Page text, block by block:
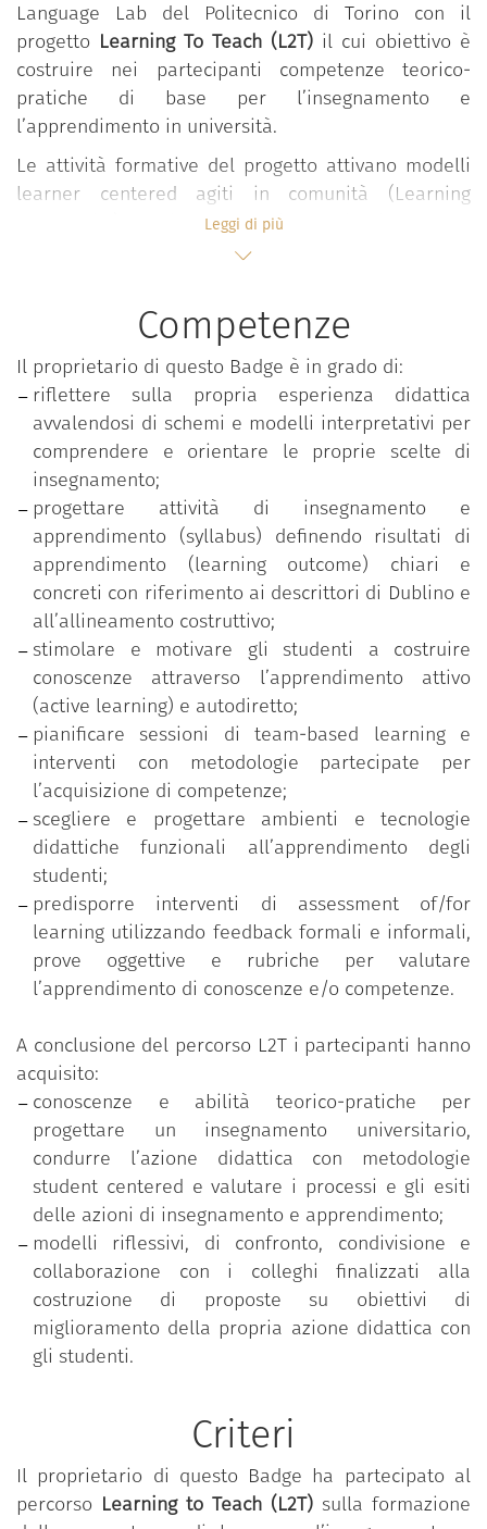
Language Lab del Politecnico di Torino con il
progetto Learning To Teach (L2T) il cui obiettivo è
costruire nei partecipanti competenze teorico-
pratiche di base per l’insegnamento e
l’apprendimento in università.
Le attività formative del progetto attivano modelli
learner centered agiti in comunità (Learning
Community) all’interno dei quali, in forma
interdisciplinare e partecipativa, si sviluppano
valori, approcci, esperienze e pratiche didattiche
valorizzando l’apporto attivo degli studenti.
Il percorso si snoda in ambienti flipped e si sviluppa
in forma modulare attraverso seminari, lezioni e
workshop condotti in co-teaching da docenti
esperti.
Le tematiche affrontate riguardano:
Progettazione della didattica;
Costruzione di un syllabus student centered;
Metodologie e approcci di active learning;
Team based learning;
Micro-teaching e feedback tra pari;
Tecnologie e ambienti per la didattica;
Valutazione didattica;
Assessment of/for learning;
Prove oggettive e rubriche di valutazione.
Leggi di più
Competenze
Il proprietario di questo Badge è in grado di:
riflettere sulla propria esperienza didattica
avvalendosi di schemi e modelli interpretativi per
comprendere e orientare le proprie scelte di
insegnamento;
progettare attività di insegnamento e
apprendimento (syllabus) definendo risultati di
apprendimento (learning outcome) chiari e
concreti con riferimento ai descrittori di Dublino e
all’allineamento costruttivo;
stimolare e motivare gli studenti a costruire
conoscenze attraverso l’apprendimento attivo
(active learning) e autodiretto;
pianificare sessioni di team-based learning e
interventi con metodologie partecipate per
l’acquisizione di competenze;
scegliere e progettare ambienti e tecnologie
didattiche funzionali all’apprendimento degli
studenti;
predisporre interventi di assessment of/for
learning utilizzando feedback formali e informali,
prove oggettive e rubriche per valutare
l’apprendimento di conoscenze e/o competenze.
A conclusione del percorso L2T i partecipanti hanno
acquisito:
conoscenze e abilità teorico-pratiche per
progettare un insegnamento universitario,
condurre l’azione didattica con metodologie
student centered e valutare i processi e gli esiti
delle azioni di insegnamento e apprendimento;
modelli riflessivi, di confronto, condivisione e
collaborazione con i colleghi finalizzati alla
costruzione di proposte su obiettivi di
miglioramento della propria azione didattica con
gli studenti.
Criteri
Il proprietario di questo Badge ha partecipato al
percorso Learning to Teach (L2T) sulla formazione